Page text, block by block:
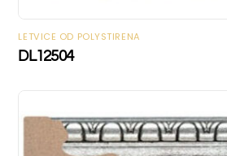
LETVICE OD POLYSTIRENA
DL12504